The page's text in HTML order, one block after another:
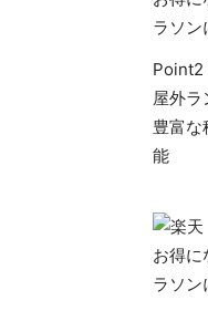
Point2
屋外ラ
豊富な
能